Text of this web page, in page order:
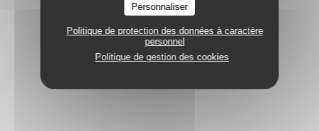
Personnaliser
Politique de protection des données à caractère
personnel
Politique de gestion des cookies